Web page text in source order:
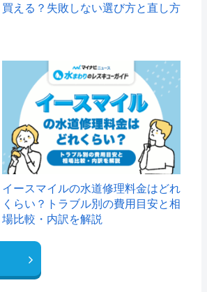
買える？失敗しない選び方と直し方
イースマイルの水道修理料金はどれ
くらい？トラブル別の費用目安と相
場比較・内訳を解説